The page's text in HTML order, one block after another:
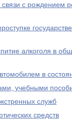
с рождением
алкоголя в
в
учебными
служб
средств